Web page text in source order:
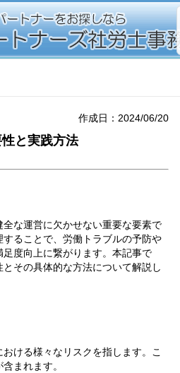
作成日：2024/06/20
と実践方法
な運営に欠かせない重要な要素で
ることで、労働トラブルの予防や
度向上に繋がります。本記事で
その具体的な方法について解説し
ける様々なリスクを指します。こ
まれます。